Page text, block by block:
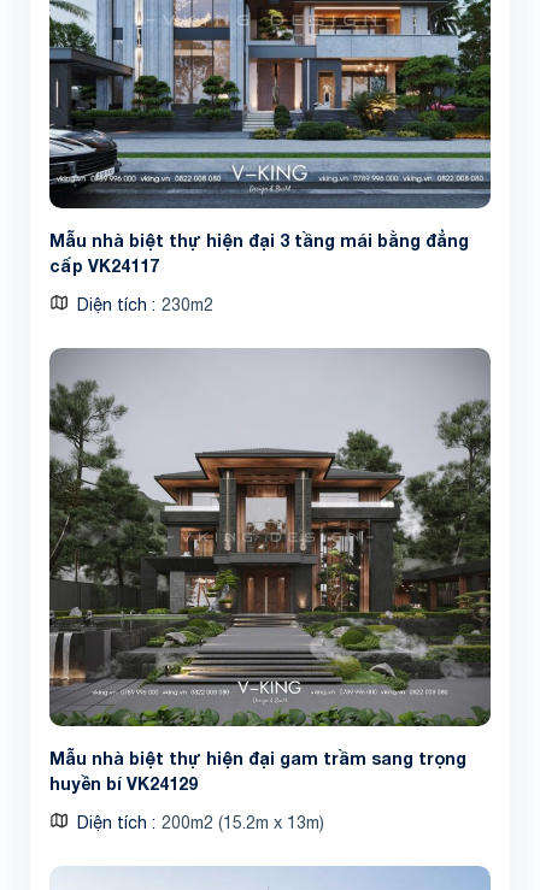
Mẫu nhà biệt thự hiện đại 3 tầng mái bằng đẳng
cấp VK24117
Diện tích 230m2
Mẫu nhà biệt thự hiện đại gam trầm sang trọng
huyền bí VK24129
Diện tích 200m2 (15.2m x 13m)